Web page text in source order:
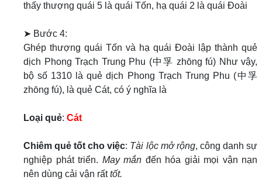
thấy thượng quái 5 là quái Tốn, hạ quái 2 là quái Đoài
➤ Bước 4:
Ghép thượng quái Tốn và hạ quái Đoài lập thành quẻ
dịch Phong Trạch Trung Phu (中孚 zhōng fú) Như vậy,
bộ số 1310 là quẻ dịch Phong Trạch Trung Phu (中孚
zhōng fú), là quẻ Cát, có ý nghĩa là
Loại quẻ: Cát
Chiêm quẻ tốt cho việc: Tài lộc mở rộng, công danh sự
nghiệp phát triển. May mắn đến hóa giải mọi vận nạn
nên dùng cải vận rấttốt.